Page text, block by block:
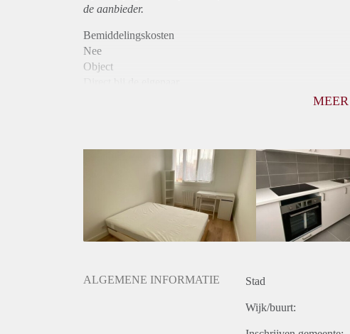
de aanbieder.
Bemiddelingskosten
Nee
Object
3,0 X Maandhuur Bruto
Huurtermijn
Onbepaalde termijn
MEER
ALGEMENE INFORMATIE Stad
Wijk/buurt: